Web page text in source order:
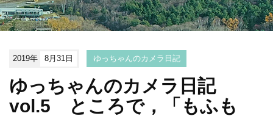
2019年 8月31日 ゆっちゃんのカメラ日記
ゆっちゃんのカメラ日記
vol.5 ところで，「もふも